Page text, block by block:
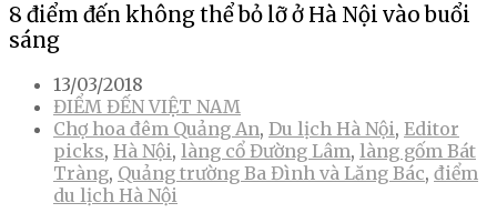
8 điểm đến không thể bỏ lỡ ở Hà Nội vào buổi
sáng
13/03/2018
ĐIỂM ĐẾN VIỆT NAM
Chợ hoa đêm Quảng An, Du lịch Hà Nội, Editor
picks, Hà Nội, làng cổ Đường Lâm, làng gốm Bát
Tràng, Quảng trường Ba Đình và Lăng Bác, điểm
du lịch Hà Nội